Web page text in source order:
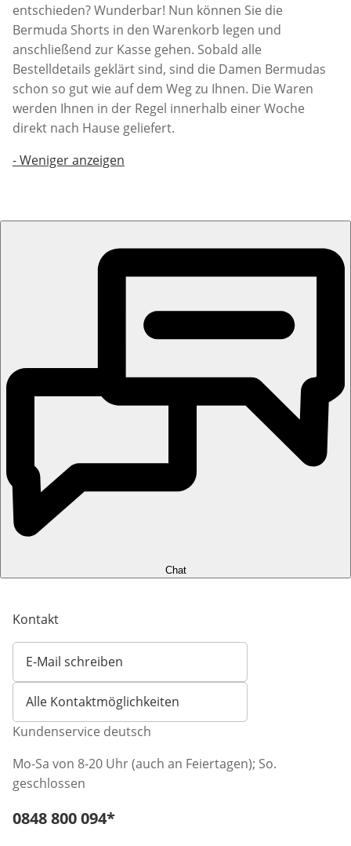
entschieden? Wunderbar! Nun können Sie die
Bermuda Shorts in den Warenkorb legen und
anschließend zur Kasse gehen. Sobald alle
Bestelldetails geklärt sind, sind die Damen Bermudas
schon so gut wie auf dem Weg zu Ihnen. Die Waren
werden Ihnen in der Regel innerhalb einer Woche
direkt nach Hause geliefert.
-Weniger anzeigen
Chat
Kontakt
E-Mail schreiben
Öffnet E-Mail-Client
Alle Kontaktmöglichkeiten
Kundenservice deutsch
Mo-Sa von 8-20 Uhr (auch an Feiertagen); So.
geschlossen
Telefonnummer:
0848 800 094*